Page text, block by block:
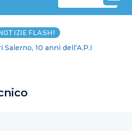
FLASH!
10 anni dell’A.P.I